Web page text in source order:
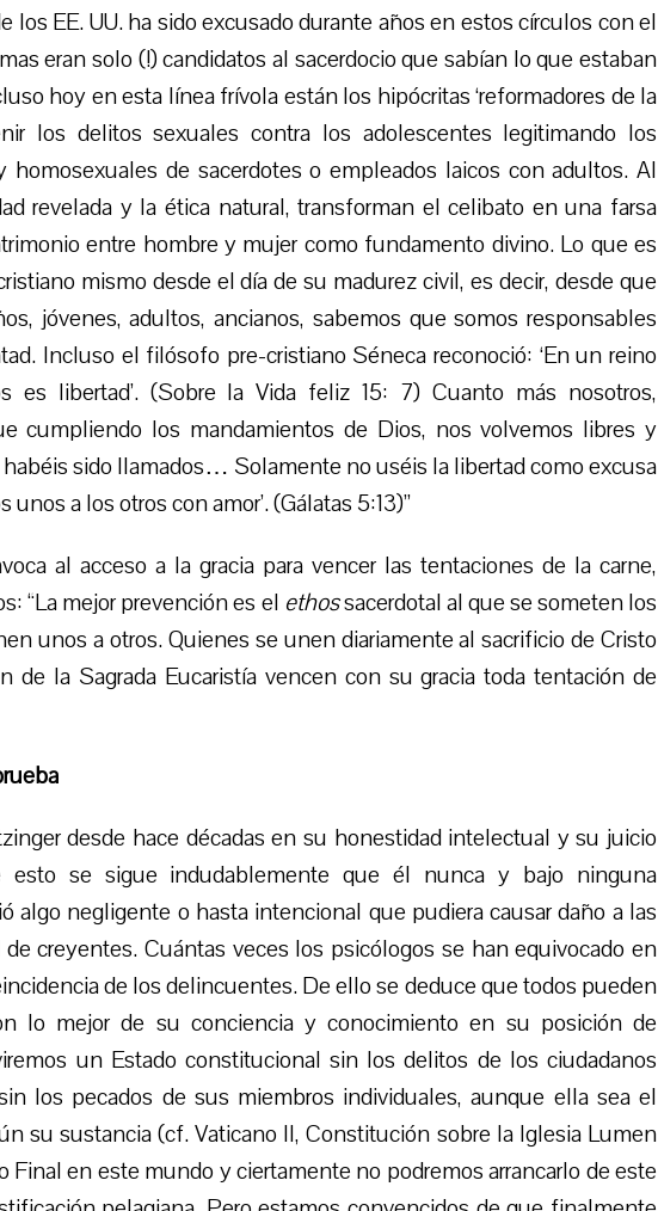
los EE. UU. ha sido excusado durante años en estos círculos con el
eran solo (!) candidatos al sacerdocio que sabían lo que estaban
hoy en esta línea frívola están los hipócritas ‘reformadores de la
los delitos sexuales contra los adolescentes legitimando los
homosexuales de sacerdotes o empleados laicos con adultos. Al
revelada y la ética natural, transforman el celibato en una farsa
entre hombre y mujer como fundamento divino. Lo que es
mismo desde el día de su madurez civil, es decir, desde que
jóvenes, adultos, ancianos, sabemos que somos responsables
Incluso el filósofo pre-cristiano Séneca reconoció: ‘En un reino
es libertad’. (Sobre la Vida feliz 15: 7) Cuanto más nosotros,
cumpliendo los mandamientos de Dios, nos volvemos libres y
habéis sido llamados… Solamente no uséis la libertad como excusa
unos a los otros con amor’. (Gálatas 5:13)”
al acceso a la gracia para vencer las tentaciones de la carne,
“La mejor prevención es el ethossacerdotal al que se someten los
unos a otros. Quienes se unen diariamente al sacrificio de Cristo
de la Sagrada Eucaristía vencen con su gracia toda tentación de
desde hace décadas en su honestidad intelectual y su juicio
esto se sigue indudablemente que él nunca y bajo ninguna
algo negligente o hasta intencional que pudiera causar daño a las
creyentes. Cuántas veces los psicólogos se han equivocado en
de los delincuentes. De ello se deduce que todos pueden
lo mejor de su conciencia y conocimiento en su posición de
un Estado constitucional sin los delitos de los ciudadanos
los pecados de sus miembros individuales, aunque ella sea el
su sustancia (cf. Vaticano II, Constitución sobre la Iglesia Lumen
en este mundo y ciertamente no podremos arrancarlo de este